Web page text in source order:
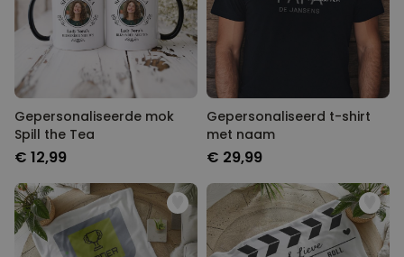
Gepersonaliseerde mok
Spill the Tea
€ 12,99
Gepersonaliseerd t-shirt
met naam
€ 29,99